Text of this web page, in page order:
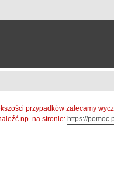
przypadków zalecamy
np. na stronie: https://